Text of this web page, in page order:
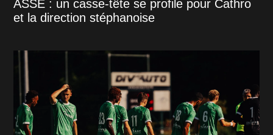
ASSE : un casse-tête se profile pour Cathro
et la direction stéphanoise